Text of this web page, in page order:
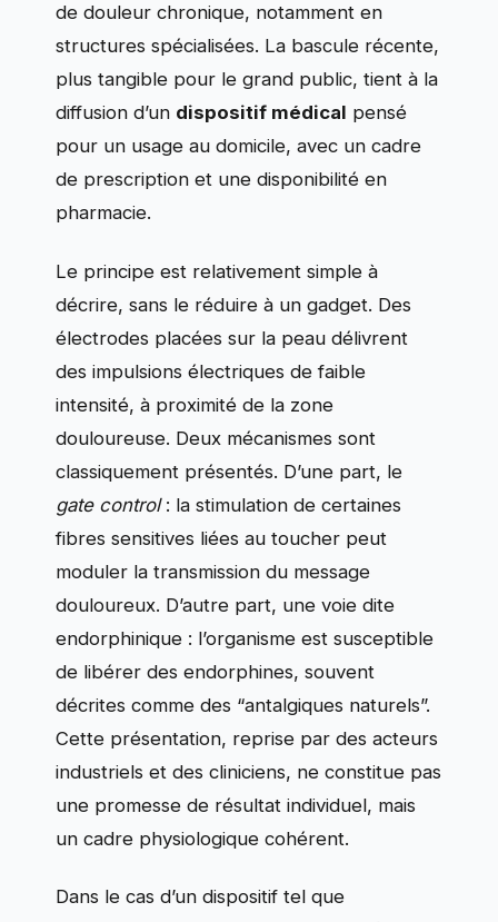
de douleur chronique, notamment en
structures spécialisées. La bascule récente,
plus tangible pour le grand public, tient à la
diffusion d’un dispositif médical pensé
pour un usage au domicile, avec un cadre
de prescription et une disponibilité en
pharmacie.
Le principe est relativement simple à
décrire, sans le réduire à un gadget. Des
électrodes placées sur la peau délivrent
des impulsions électriques de faible
intensité, à proximité de la zone
douloureuse. Deux mécanismes sont
classiquement présentés. D’une part, le
gate control: la stimulation de certaines
fibres sensitives liées au toucher peut
moduler la transmission du message
douloureux. D’autre part, une voie dite
endorphinique : l’organisme est susceptible
de libérer des endorphines, souvent
décrites comme des “antalgiques naturels”.
Cette présentation, reprise par des acteurs
industriels et des cliniciens, ne constitue pas
une promesse de résultat individuel, mais
un cadre physiologique cohérent.
Dans le cas d’un dispositif tel que